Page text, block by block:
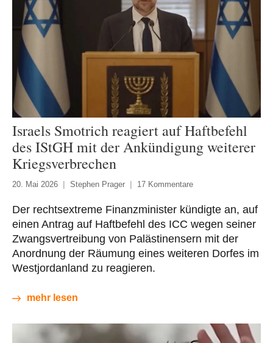
Israels Smotrich reagiert auf Haftbefehl
des IStGH mit der Ankündigung weiterer
Kriegsverbrechen
20. Mai 2026 Stephen Prager 17 Kommentare
Der rechtsextreme Finanzminister kündigte an, auf
einen Antrag auf Haftbefehl des ICC wegen seiner
Zwangsvertreibung von Palästinensern mit der
Anordnung der Räumung eines weiteren Dorfes im
Westjordanland zu reagieren.
mehr lesen